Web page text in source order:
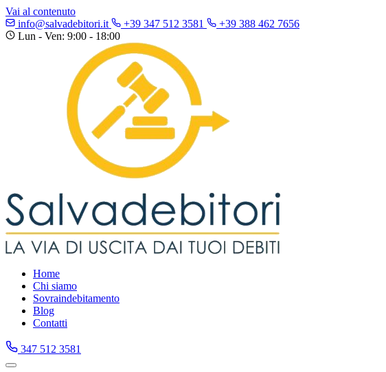
Vai al contenuto
info@salvadebitori.it
+39 347 512 3581
+39 388 462 7656
Lun - Ven: 9:00 - 18:00
Home
Chi siamo
Sovraindebitamento
Blog
Contatti
347 512 3581